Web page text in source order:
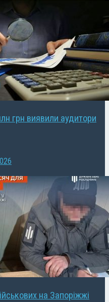
грн виявили аудитори
на Запоріжжі